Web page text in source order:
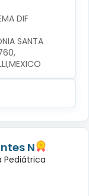
DIF
SANTA
N
Pediátrica